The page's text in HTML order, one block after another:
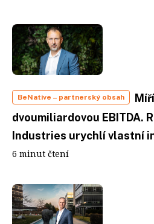
BeNative – partnerský obsah
dvoumiliardovou EBITDA.
Industries urychlí vlastní
6 minut čtení